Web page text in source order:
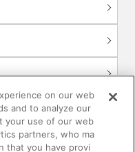
on our web
and to analyze our
your use of our web
partners, who ma
that you have provi